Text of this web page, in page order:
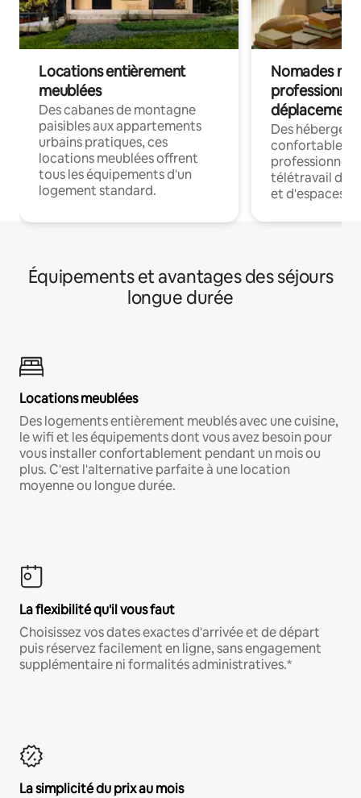
Locations entièrement
meublées
Des cabanes de montagne
paisibles aux appartements
urbains pratiques, ces
locations meublées offrent
tous les équipements d'un
logement standard.
Nomades
déplacement
Des
confortables
professionnels
télétravail
et d'espaces
Équipements et avantages des séjours
longue durée
Locations meublées
Des logements entièrement meublés avec une cuisine,
le wifi et les équipements dont vous avez besoin pour
vous installer confortablement pendant un mois ou
plus. C'est l'alternative parfaite à une location
moyenne ou longue durée.
La flexibilité qu'il vous faut
Choisissez vos dates exactes d'arrivée et de départ
puis réservez facilement en ligne, sans engagement
supplémentaire ni formalités administratives.*
La simplicité du prix au mois